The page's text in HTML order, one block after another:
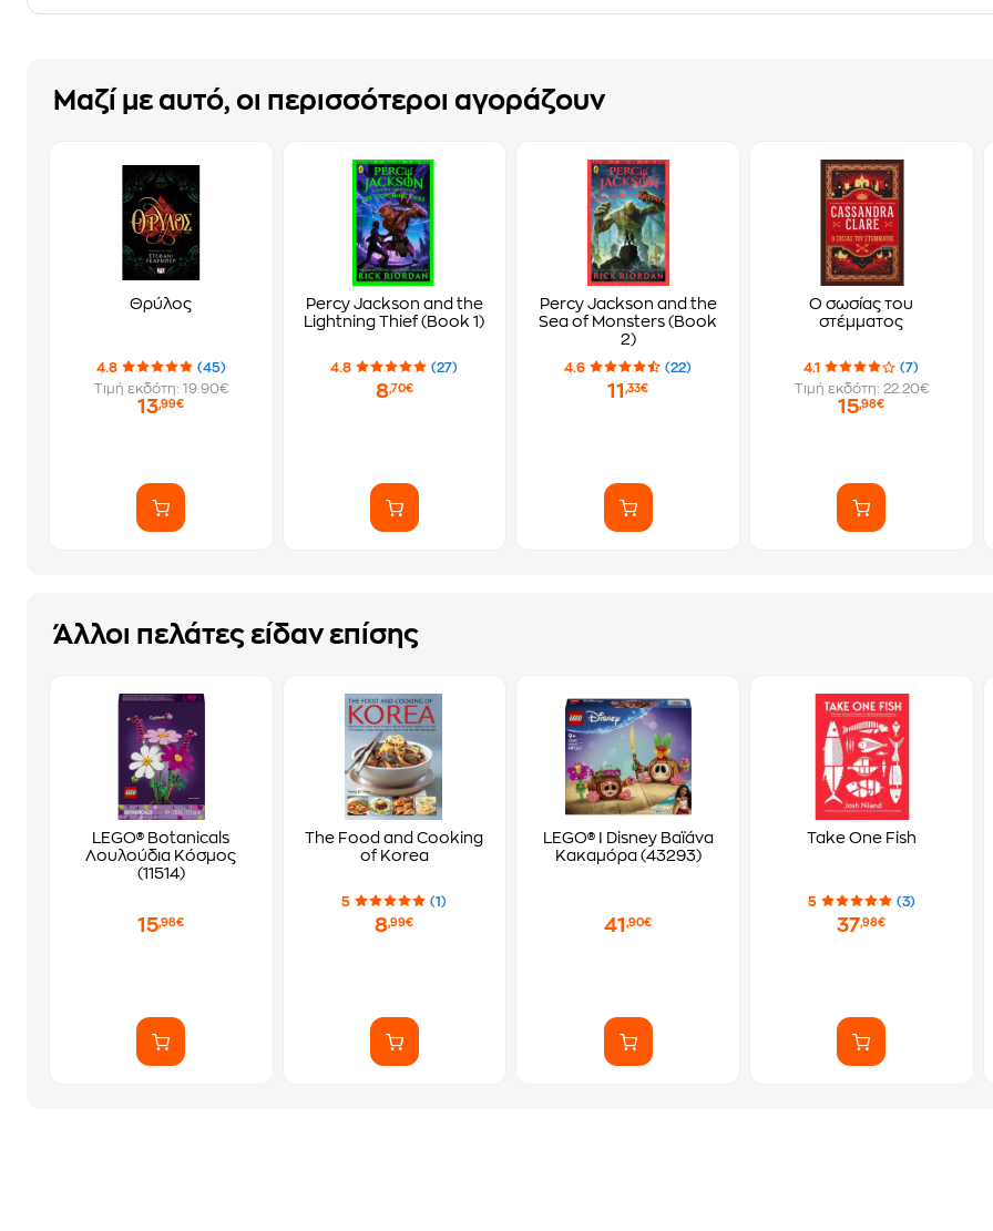
Μαζί με αυτό, οι περισσότεροι αγοράζουν
Θρύλος
4.8
(45)
Τιμή εκδότη: 19.90€
13,99€
Percy Jackson and the
Lightning Thief (Book 1)
4.8 (27)
8,70€
Percy Jackson and the
Sea of Monsters (Book
2)
4.6 (22)
11,33€
Ο σωσίας του
στέμματος
4.1
(7)
Τιμή εκδότη: 22.20€
15,98€
Άλλοι πελάτες είδαν επίσης
LEGO® Botanicals
Λουλούδια Κόσμος
(11514)
15,98€
The Food and Cooking
of Korea
5 (1)
8,99€
LEGO® ǀ Disney Βαϊάνα
Κακαμόρα (43293)
41,90€
Take One Fish
5 (3)
37,98€